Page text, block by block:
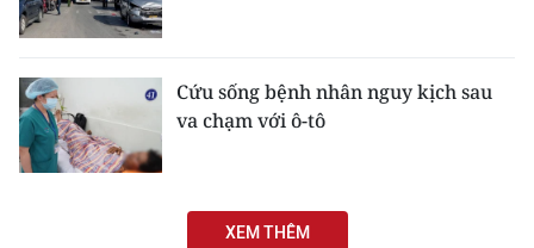
PHÁP LUẬT
DU LỊCH
THẾ GIỚI
Cứu sống bệnh nhân nguy kịch sau
va chạm với ô-tô
XEM THÊM